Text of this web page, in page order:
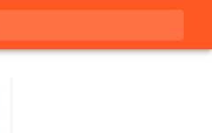
Aires | Conexión Berlín - Catálogo